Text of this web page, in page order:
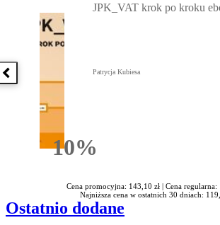
Poprzednia książka
10%Rabatu
JPK_VAT krok po kroku
Patrycja Kubiesa
Cena promocyjna: 143,10 zł | Cena regularna:
Najniższa cena w ostatnich 30 dniach:
Ostatnio dodane